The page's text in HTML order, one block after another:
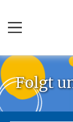
Folgt